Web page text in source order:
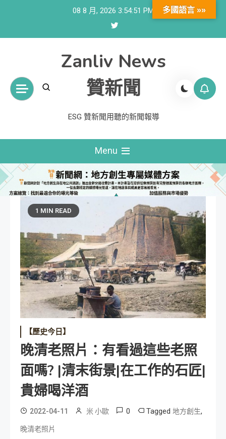
08 8 月, 2026 3:54:53 PM
Zanliv News
贊新聞
ESG 贊新聞用聽的新聞報導
Menu
1 MIN READ
【歷史今日】
晚清老照片：有看過這些老照
面嗎? |清末街景|在工作的石匠|
貴婦喝洋酒
2022-04-11 米 小歐 0 Tagged 地方創生,
晚清老照片
多國語言 »»